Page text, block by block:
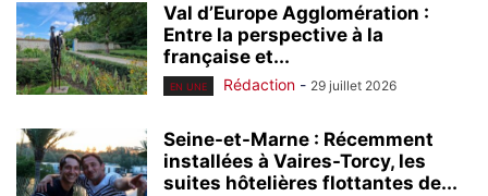
Val d’Europe Agglomération :
Entre la perspective à la
française et...
EN UNE Rédaction - 29 juillet 2026
Seine-et-Marne : Récemment
installées à Vaires-Torcy, les
suites hôtelières flottantes de...